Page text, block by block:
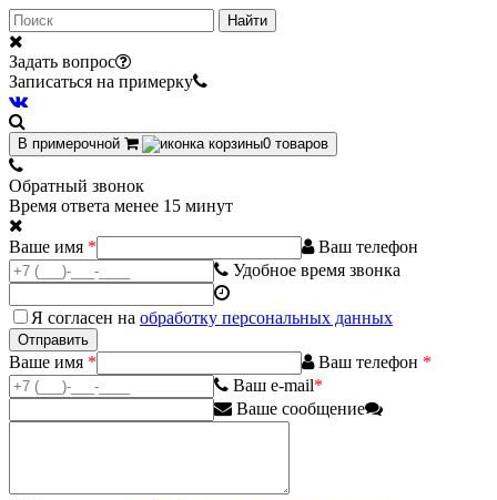
Найти
Задать вопрос
Записаться на примерку
В примерочной 0 товаров
Обратный звонок
Время ответа менее 15 минут
Ваше имя *
Ваш телефон
Удобное время звонка
Я согласен на обработку персональных данных
Ваше имя * Ваш телефон *
Ваш e-mail*
Ваше сообщение